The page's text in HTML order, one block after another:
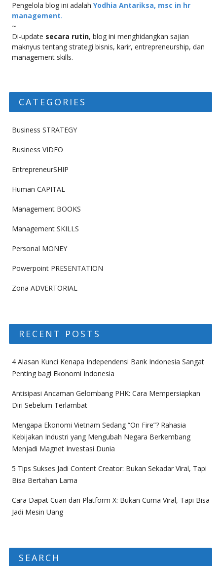
Pengelola blog ini adalah Yodhia Antariksa, msc in hr
management.
~
Di-update secara rutin, blog ini menghidangkan sajian
maknyus tentang strategi bisnis, karir, entrepreneurship, dan
management skills.
CATEGORIES
Business STRATEGY
Business VIDEO
EntrepreneurSHIP
Human CAPITAL
Management BOOKS
Management SKILLS
Personal MONEY
Powerpoint PRESENTATION
Zona ADVERTORIAL
RECENT POSTS
4 Alasan Kunci Kenapa Independensi Bank Indonesia Sangat
Penting bagi Ekonomi Indonesia
Antisipasi Ancaman Gelombang PHK: Cara Mempersiapkan
Diri Sebelum Terlambat
Mengapa Ekonomi Vietnam Sedang “On Fire”? Rahasia
Kebijakan Industri yang Mengubah Negara Berkembang
Menjadi Magnet Investasi Dunia
5 Tips Sukses Jadi Content Creator: Bukan Sekadar Viral, Tapi
Bisa Bertahan Lama
Cara Dapat Cuan dari Platform X: Bukan Cuma Viral, Tapi Bisa
Jadi Mesin Uang
SEARCH